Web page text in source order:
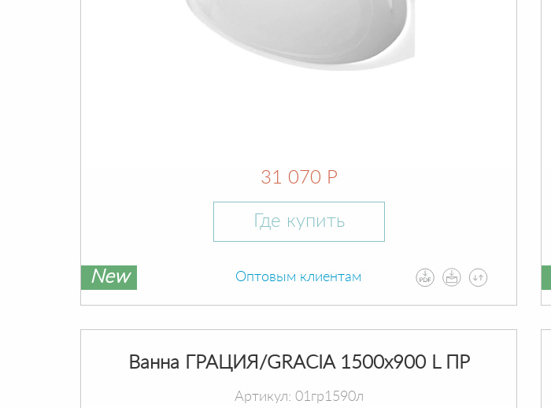
31 070 Р
Где купить
New Оптовым клиентам
Ванна ГРАЦИЯ/GRACIA 1500х900 L ПР
Артикул: 01гр1590л